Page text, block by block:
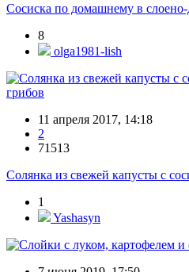
Сосиска по домашнему в
8
olga1981-lish
грибов
11 апреля 2017, 14:18
2
71513
Солянка из свежей капусты с
1
Yashasyn